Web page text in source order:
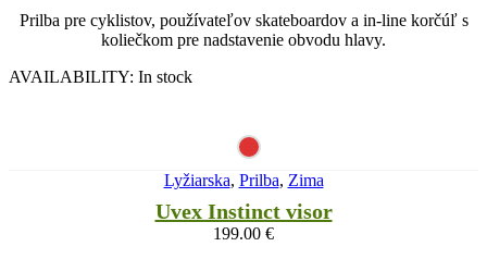
Prilba pre cyklistov, používateľov skateboardov a in-line korčúľ s
koliečkom pre nadstavenie obvodu hlavy.
AVAILABILITY: In stock
Lyžiarska, Prilba, Zima
Uvex Instinct visor
199.00 €